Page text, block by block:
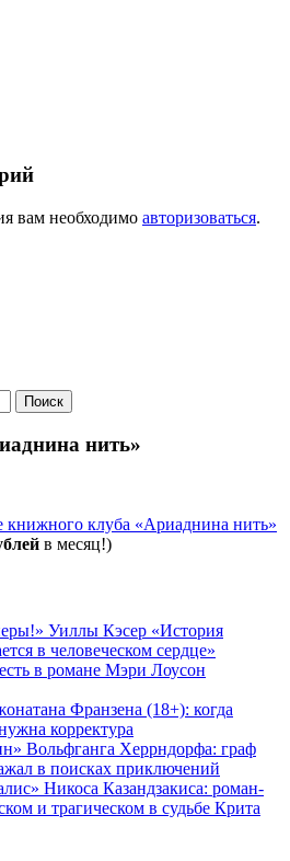
вам необходимо авторизоваться.
нить»
книжного клуба «Ариаднина нить»
в месяц!)
Уиллы Кэсер «История
в человеческом сердце»
в романе Мэри Лоусон
Франзена (18+): когда
корректура
Вольфганга Херрндорфа: граф
в поисках приключений
Никоса Казандзакиса: роман-
и трагическом в судьбе Крита